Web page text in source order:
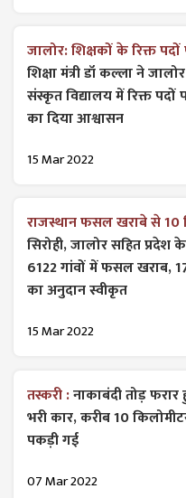
जालोर: शिक्षकों के रिक्त पदों
शिक्षा मंत्री डॉ कल्ला ने
संस्कृत विद्यालय में रिक्त
का दिया आश्वासन
15 Mar 2022
राजस्थान फसल खराबे से 10
सिरोही, जालोर सहित
6122 गांवों में फसल खराब,
का अनुदान स्वीकृत
15 Mar 2022
तस्करी :नाकाबंदी तोड़ फरार
भरी कार, करीब 10
पकड़ी गई
07 Mar 2022